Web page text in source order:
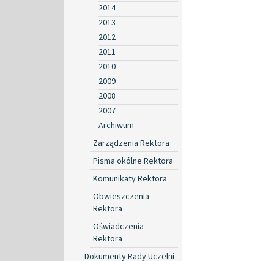
2014
2013
2012
2011
2010
2009
2008
2007
Archiwum
Zarządzenia Rektora
Pisma okólne Rektora
Komunikaty Rektora
Obwieszczenia
Rektora
Oświadczenia
Rektora
Dokumenty Rady Uczelni